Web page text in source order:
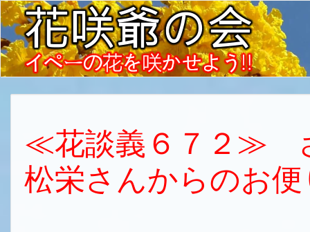
≪花談義６７２≫
松栄さんからのお